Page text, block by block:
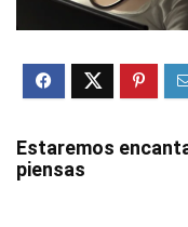
Estaremos
piensas